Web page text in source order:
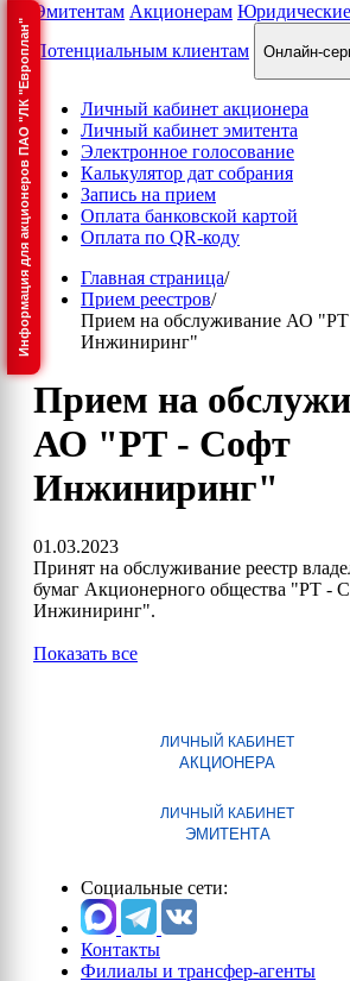
Информация для акционеров ПАО "ЛК "Европлан"
Эмитентам Акционерам
Потенциальным клиентам
Онлайн-
Личный кабинет акционера
Личный кабинет эмитента
Электронное голосование
Калькулятор дат собрания
Запись на прием
Оплата банковской картой
Оплата по QR-коду
Главная страница/
Прием реестров/
Прием на обслуживание АО
Инжиниринг"
Прием на
АО "РТ - Софт
Инжиниринг"
01.03.2023
Принят на обслуживание реестр
бумаг Акционерного общества "РТ -
Инжиниринг".
Показать все
ЛИЧНЫЙ КАБИНЕТ
АКЦИОНЕРА
ЛИЧНЫЙ КАБИНЕТ
ЭМИТЕНТА
Социальные сети:
Контакты
Филиалы и трансфер-агенты